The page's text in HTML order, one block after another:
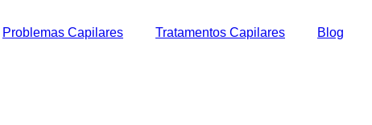
Problemas Capilares Tratamentos Capilares Blog